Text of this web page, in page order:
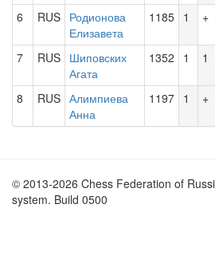
6 RUS Родионова
Елизавета
1185 1 +
7 RUS Шиповских
Агата
1352 1 1
8 RUS Алимпиева
Анна
1197 1 +
© 2013-2026 Chess Federation of
system. Build 0500